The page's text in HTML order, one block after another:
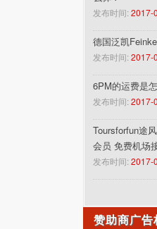
发布时间: 2017-
德国泛凯
发布时间: 2017-
6PM的运费是
发布时间: 2017-
Toursforfun途
会员 免费机场
发布时间: 2017-
赞助商广告